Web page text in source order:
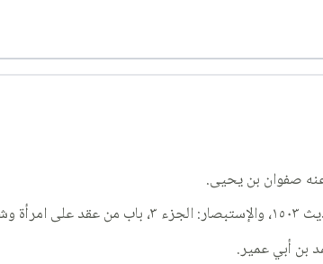
صفوان بن يحيى.
بن أبي عمير.